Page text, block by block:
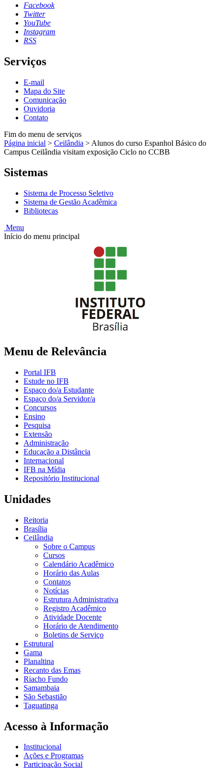
Facebook
Twitter
YouTube
Instagram
RSS
Serviços
E-mail
Mapa do Site
Comunicação
Ouvidoria
Contato
Fim do menu de serviços
Página inicial > Ceilândia > Alunos do curso Espanhol Básico do
Campus Ceilândia visitam exposição Ciclo no CCBB
Sistemas
Sistema de Processo Seletivo
Sistema de Gestão Acadêmica
Bibliotecas
Menu
Início do menu principal
Menu de Relevância
Portal IFB
Estude no IFB
Espaço do/a Estudante
Espaço do/a Servidor/a
Concursos
Ensino
Pesquisa
Extensão
Administração
Educação a Distância
Internacional
IFB na Mídia
Repositório Institucional
Unidades
Reitoria
Brasília
Ceilândia
Sobre o Campus
Cursos
Calendário Acadêmico
Horário das Aulas
Contatos
Notícias
Estrutura Administrativa
Registro Acadêmico
Atividade Docente
Horário de Atendimento
Boletins de Serviço
Estrutural
Gama
Planaltina
Recanto das Emas
Riacho Fundo
Samambaia
São Sebastião
Taguatinga
Acesso à Informação
Institucional
Ações e Programas
Participação Social